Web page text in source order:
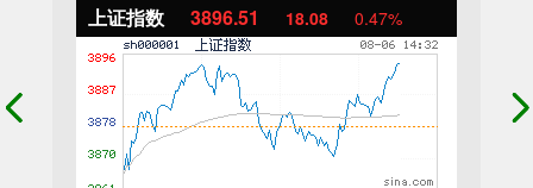
上证指数 3896.51 18.08 0.47%